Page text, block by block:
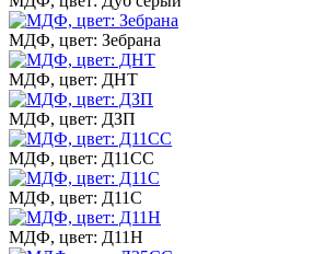
МДФ, цвет: Зебрана
МДФ, цвет: ДНТ
МДФ, цвет: ДЗП
МДФ, цвет: Д11СС
МДФ, цвет: Д11С
МДФ, цвет: Д11Н